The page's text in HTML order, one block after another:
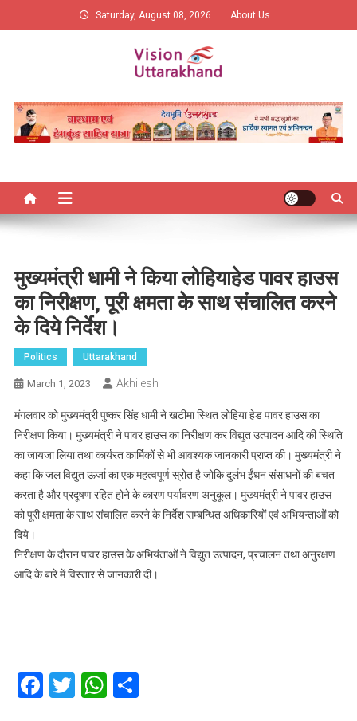
to
Saturday, August 08, 2026 About Us
Vision Uttarakhand
मुख्यमंत्री धामी ने किया लोहियाहेड पावर हाउस
का निरीक्षण, पूरी क्षमता के साथ संचालित करने
के दिये निर्देश।
Politics Uttarakhand
March 1, 2023 Akhilesh
मंगलवार को मुख्यमंत्री पुष्कर सिंह धामी ने खटीमा स्थित लोहिया हेड पावर हाउस का
निरीक्षण किया। मुख्यमंत्री ने पावर हाउस का निरीक्षण कर विद्युत उत्पादन आदि की स्थिति
का जायजा लिया तथा कार्यरत कार्मिकों से भी आवश्यक जानकारी प्राप्त की। मुख्यमंत्री ने
कहा कि जल विद्युत ऊर्जा का एक महत्वपूर्ण स्रोत है जोकि दुर्लभ ईंधन संसाधनों की बचत
करता है और प्रदूषण रहित होने के कारण पर्यावरण अनुकूल। मुख्यमंत्री ने पावर हाउस
को पूरी क्षमता के साथ संचालित करने के निर्देश सम्बन्धित अधिकारियों एवं अभियन्ताओं को
दिये।
निरीक्षण के दौरान पावर हाउस के अभियंताओं ने विद्युत उत्पादन, प्रचालन तथा अनुरक्षण
आदि के बारे में विस्तार से जानकारी दी।
Facebook
TwitterWhatsApp
Share